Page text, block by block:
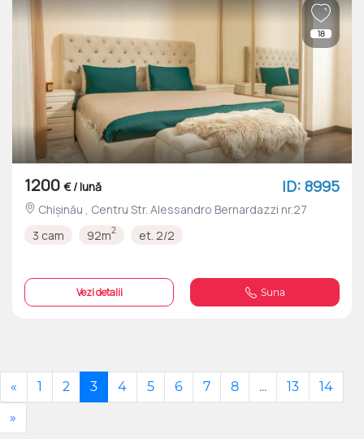
18
1200 € / lună ID: 8995
Chișinău , Centru Str. Alessandro Bernardazzi nr.27
3 cam
92m2 et. 2/2
Vezi detalii Suna
« 1 2 3 4 5 6 7 8 ... 13
14
»